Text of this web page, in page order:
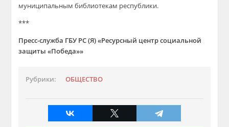
муниципальным библиотекам республики.
***
Пресс-служба ГБУ РС (Я) «Ресурсный центр социальной
защиты «Победа»»
Рубрики: ОБЩЕСТВО